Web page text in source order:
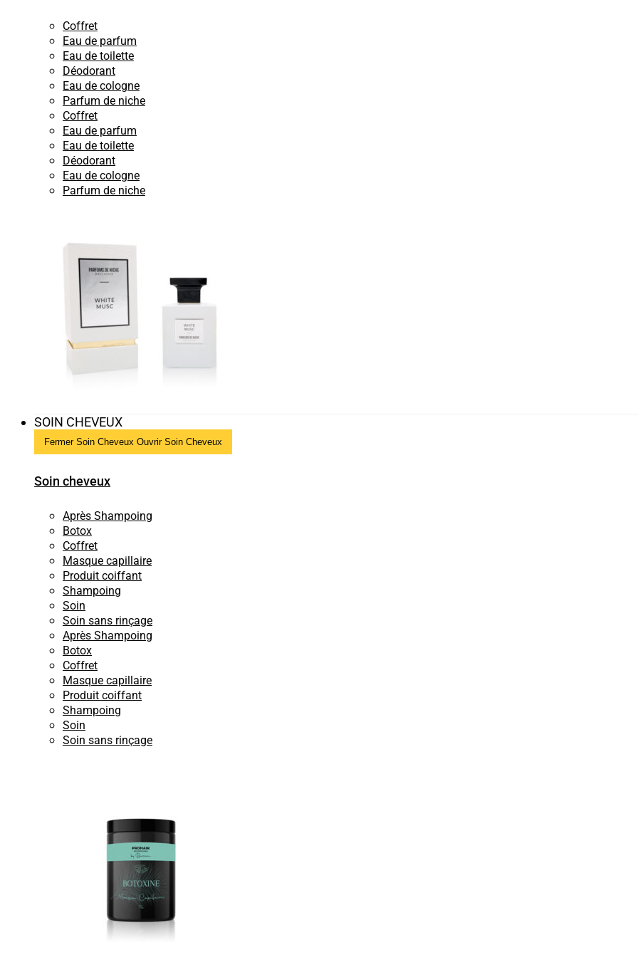
Coffret
Eau de parfum
Eau de toilette
Déodorant
Eau de cologne
Parfum de niche
Coffret
Eau de parfum
Eau de toilette
Déodorant
Eau de cologne
Parfum de niche
SOIN CHEVEUX
Fermer Soin Cheveux Ouvrir Soin Cheveux
Soin cheveux
Après Shampoing
Botox
Coffret
Masque capillaire
Produit coiffant
Shampoing
Soin
Soin sans rinçage
Après Shampoing
Botox
Coffret
Masque capillaire
Produit coiffant
Shampoing
Soin
Soin sans rinçage